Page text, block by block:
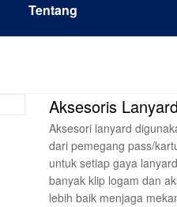
Tentang
Aksesoris Lanyard
Aksesori lanyard
dari pemegang pass/
untuk setiap gaya
banyak klip logam dan
lebih baik menjaga